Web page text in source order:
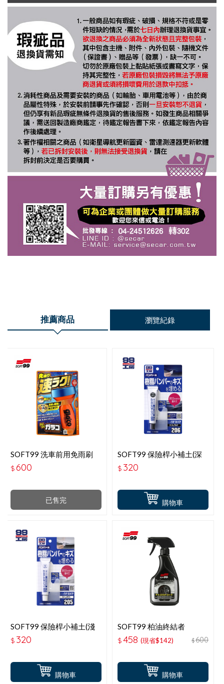
推薦商品 瀏覽紀錄
已售完
SOFT99 洗車前用免雨刷
344
$600
購物車
SOFT99 保險桿小補土(深
色車用)
$ 320
購物車
SOFT99 保險桿小補土(淺
色車用)
$ 320
購物車
SOFT99 柏油終結者
$458 (現省$142) $600